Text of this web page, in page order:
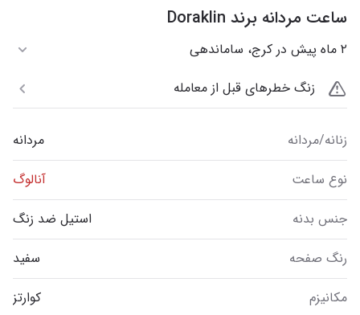
ساعت مردانه برند Doraklin
۲ ماه پیش در کرج، ساماندهی
زنگ خطرهای قبل از معامله
زنانه/مردانه
مردانه
نوع ساعت
آنالوگ
جنس بدنه
استیل ضد زنگ
رنگ صفحه
سفید
مکانیزم
کوارتز